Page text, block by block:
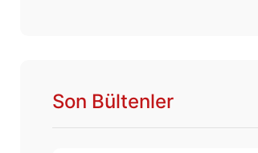
Son Bültenler